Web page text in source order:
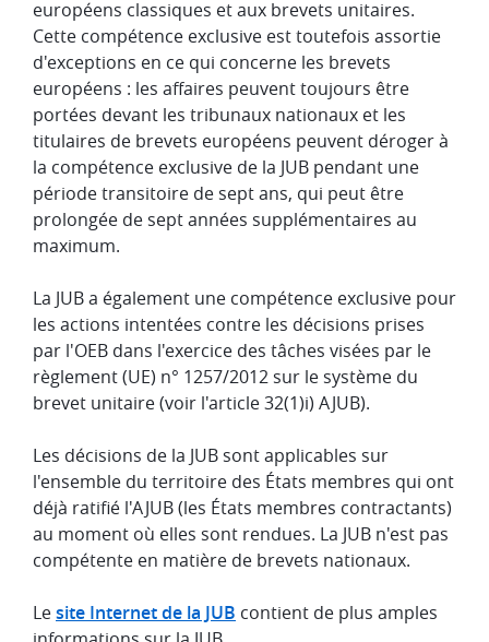
européens classiques et aux brevets unitaires.
Cette compétence exclusive est toutefois assortie
d'exceptions en ce qui concerne les brevets
européens : les affaires peuvent toujours être
portées devant les tribunaux nationaux et les
titulaires de brevets européens peuvent déroger à
la compétence exclusive de la JUB pendant une
période transitoire de sept ans, qui peut être
prolongée de sept années supplémentaires au
maximum.
La JUB a également une compétence exclusive pour
les actions intentées contre les décisions prises
par l'OEB dans l'exercice des tâches visées par le
règlement (UE) n° 1257/2012 sur le système du
brevet unitaire (voir l'article 32(1)i) AJUB).
Les décisions de la JUB sont applicables sur
l'ensemble du territoire des États membres qui ont
déjà ratifié l'AJUB (les États membres contractants)
au moment où elles sont rendues. La JUB n'est pas
compétente en matière de brevets nationaux.
Lesite Internet de la JUB contient de plus amples